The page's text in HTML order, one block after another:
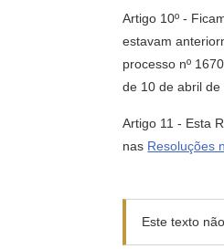
Artigo 10º -
estavam
processo nº
de 10 de abril de
Artigo 11 - Esta
nas Resoluções
Este texto